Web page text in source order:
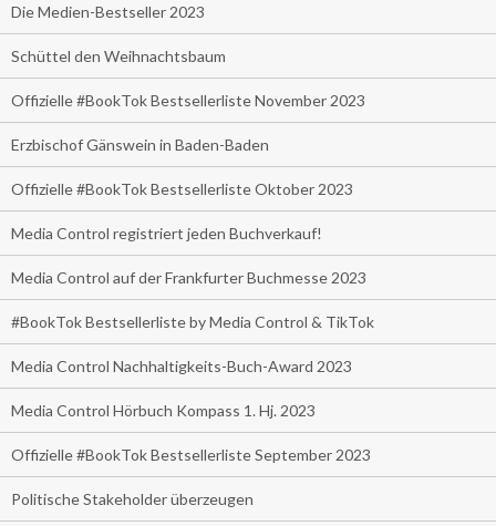
Die Medien-Bestseller 2023
Schüttel den Weihnachtsbaum
Offizielle #BookTok Bestsellerliste November 2023
Erzbischof Gänswein in Baden-Baden
Offizielle #BookTok Bestsellerliste Oktober 2023
Media Control registriert jeden Buchverkauf!
Media Control auf der Frankfurter Buchmesse 2023
#BookTok Bestsellerliste by Media Control & TikTok
Media Control Nachhaltigkeits-Buch-Award 2023
Media Control Hörbuch Kompass 1. Hj. 2023
Offizielle #BookTok Bestsellerliste September 2023
Politische Stakeholder überzeugen